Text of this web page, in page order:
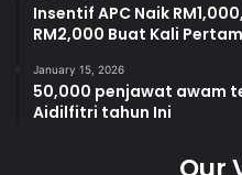
Insentif APC Naik
RM2,000 Buat Kali
January 15, 2026
50,000 penjawat awam
Aidilfitri tahun Ini